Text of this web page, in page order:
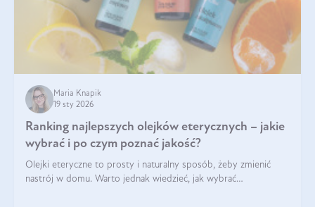
Maria Knapik
19 sty 2026
Ranking najlepszych olejków eterycznych – jakie
wybrać i po czym poznać jakość?
Olejki eteryczne to prosty i naturalny sposób, żeby zmienić
nastrój w domu. Warto jednak wiedzieć, jak wybrać